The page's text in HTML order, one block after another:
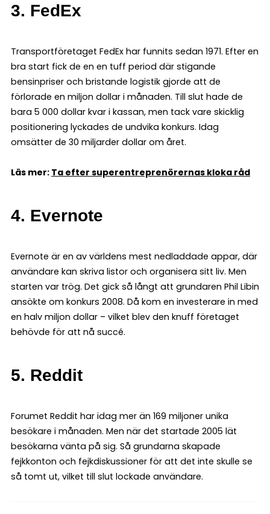
3. FedEx
Transportföretaget FedEx har funnits sedan 1971. Efter en
bra start fick de en en tuff period där stigande
bensinpriser och bristande logistik gjorde att de
förlorade en miljon dollar i månaden. Till slut hade de
bara 5 000 dollar kvar i kassan, men tack vare skicklig
positionering lyckades de undvika konkurs. Idag
omsätter de 30 miljarder dollar om året.
Läs mer: Ta efter superentreprenörernas kloka råd
4. Evernote
Evernote är en av världens mest nedladdade appar, där
användare kan skriva listor och organisera sitt liv. Men
starten var trög. Det gick så långt att grundaren Phil Libin
ansökte om konkurs 2008. Då kom en investerare in med
en halv miljon dollar – vilket blev den knuff företaget
behövde för att nå succé.
5. Reddit
Forumet Reddit har idag mer än 169 miljoner unika
besökare i månaden. Men när det startade 2005 lät
besökarna vänta på sig. Så grundarna skapade
fejkkonton och fejkdiskussioner för att det inte skulle se
så tomt ut, vilket till slut lockade användare.